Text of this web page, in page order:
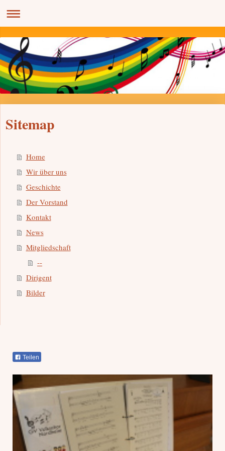
Sitemap
Home
Wir über uns
Geschichte
Der Vorstand
Kontakt
News
Mitgliedschaft
--
Dirigent
Bilder
Teilen